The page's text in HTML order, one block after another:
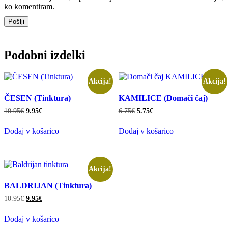
ko komentiram.
Podobni izdelki
Akcija!
ČESEN (Tinktura)
10.95€ Izvirna
bila:
9.95€Trenutna
je:
9.95€.
Dodaj v košarico
Akcija!
KAMILICE (Domači čaj)
6.75€ Izvirna
bila:
5.75€Trenutna
je:
5.75€.
Dodaj v košarico
Akcija!
BALDRIJAN (Tinktura)
10.95€ Izvirna
bila:
9.95€Trenutna
je:
9.95€.
Dodaj v košarico